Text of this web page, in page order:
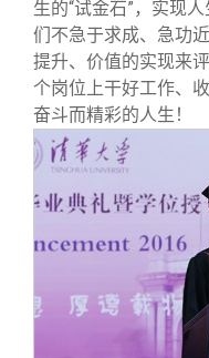
生的“试金石”，实现
们不急于求成、急功
提升、价值的实现来
个岗位上干好工作、
奋斗而精彩的人生！